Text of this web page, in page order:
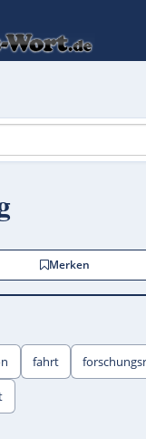
Merken
fahrt